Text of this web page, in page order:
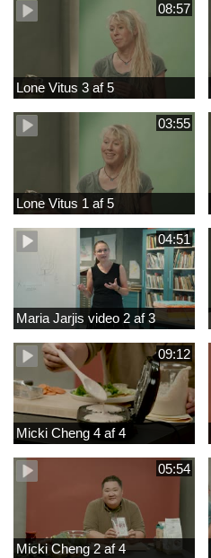
08:57
Lone Vitus 3 af 5
03:55
Lone Vitus 1 af 5
04:51
Maria Jarjis video 2 af 3
09:12
Micki Cheng 4 af 4
05:54
Micki Cheng 2 af 4